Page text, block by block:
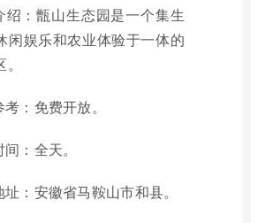
绍：甑山生态园是一个集生
闲娱乐和农业体验于一体的
：免费开放。
：全天。
：安徽省马鞍山市和县。